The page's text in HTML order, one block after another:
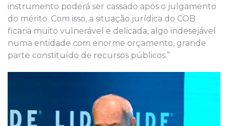
instrumento poderá ser cassado após o julgamento
do mérito. Com isso, a situação jurídica do COB
ficaria muito vulnerável e delicada, algo indesejável
numa entidade com enorme orçamento, grande
parte constituído de recursos públicos.”